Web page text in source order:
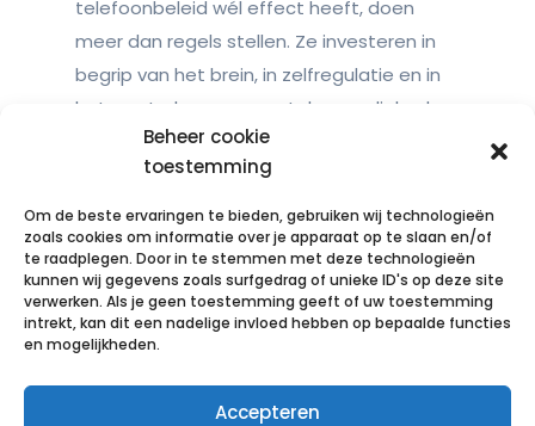
Beheer cookie
toestemming
Om de beste ervaringen te bieden, gebruiken wij technologieën
zoals cookies om informatie over je apparaat op te slaan en/of
te raadplegen. Door in te stemmen met deze technologieën
kunnen wij gegevens zoals surfgedrag of unieke ID's op deze site
verwerken. Als je geen toestemming geeft of uw toestemming
intrekt, kan dit een nadelige invloed hebben op bepaalde functies
en mogelijkheden.
Accepteren
telefoonbeleid wél effect heeft, doen
meer dan regels stellen. Ze investeren in
begrip van het brein, in zelfregulatie en in
het versterken van mentale vaardigheden.
Leerlingen leren herkennen wat prikkels
alleen te corrigeren, maar ook te
reguleren. En het gesprek gaat niet meer
over “pakken we de telefoon af?”, maar
over “hoe helpen we leerlingen hun focus
terug te vinden?”.
Daar ontstaat ruimte voor duurzame